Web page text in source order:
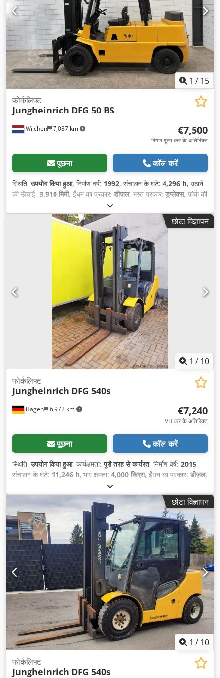
1 / 15
Wijchen 7,087 km
फोर्कलिफ्ट
Jungheinrich DFG 50 BS
€7,500
स्थिर मूल्य कर के अतिरिक्त
पूछना कॉल करें
स्थिति:उपयोग किया हुआ, निर्माण वर्ष: 1992, संचालन के घंटे: 4,296 h, उठाने
की ऊँचाई: 3,910 मिमी, ईंधन का प्रकार: डीज़ल, मस्त प्रकार: डुप्लेक्स, फोर्क की
1,700 मिमी
कुल लंबाई:3,630 मिमी, कुल चौड़ाई:1,740 मिमी, रंग:पीला,
छोटा विज्ञापन
1 / 10
Hagen 6,972 km
फोर्कलिफ्ट
Jungheinrich DFG 540s
€7,240
VB कर के अतिरिक्त
पूछना कॉल करें
स्थिति:उपयोग किया हुआ, कार्यक्षमता:पूरी तरह से कार्यरत, निर्माण वर्ष: 2015,
संचालन के घंटे: 11,246 h, भार क्षमता: 4,000 किग्रा, ईंधन का प्रकार: डीज़ल,
छोटा विज्ञापन
1 / 10
फोर्कलिफ्ट
Jungheinrich DFG 540s